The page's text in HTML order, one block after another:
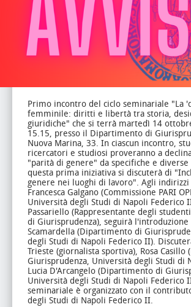
Primo incontro del ciclo seminariale "La
femminile: diritti e libertà tra storia,
giuridiche" che si terrà martedì 14
15.15, presso il Dipartimento di
Nuova Marina, 33. In ciascun incontro,
ricercatori e studiosi proveranno a
"parità di genere" da specifiche e
questa prima iniziativa si discuterà di
genere nei luoghi di lavoro". Agli
Francesca Galgano (Commissione PARI
Università degli Studi di Napoli Federico
Passariello (Rappresentante degli
di Giurisprudenza), seguirà l'introduzione
Scamardella (Dipartimento di
degli Studi di Napoli Federico II).
Trieste (giornalista sportiva), Rosa
Giurisprudenza, Università degli Studi di
Lucia D'Arcangelo (Dipartimento di
Università degli Studi di Napoli Federico
seminariale è organizzato con il
degli Studi di Napoli Federico II.